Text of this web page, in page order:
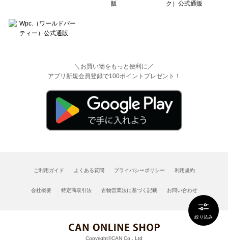
絞り込み
＼お買い物をもっと便利に／
アプリ新規会員登録で100ポイントプレゼント！
ご利用ガイド よくある質問 プライバシーポリシー 利用規約
会社概要 特定商取引法 古物営業法に基づく記載 お問い合わせ
Copyright©CAN Co., Ltd